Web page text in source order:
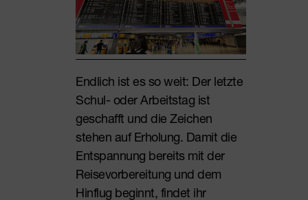
Endlich ist es so weit: Der letzte
Schul- oder Arbeitstag ist
geschafft und die Zeichen
stehen auf Erholung. Damit die
Entspannung bereits mit der
Reisevorbereitung und dem
Hinflug beginnt, findet ihr